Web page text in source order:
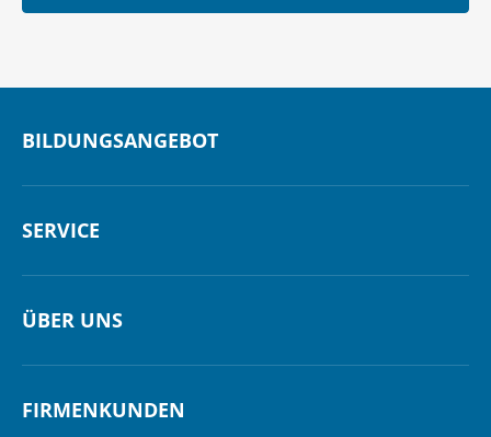
BILDUNGSANGEBOT
SERVICE
ÜBER UNS
FIRMENKUNDEN